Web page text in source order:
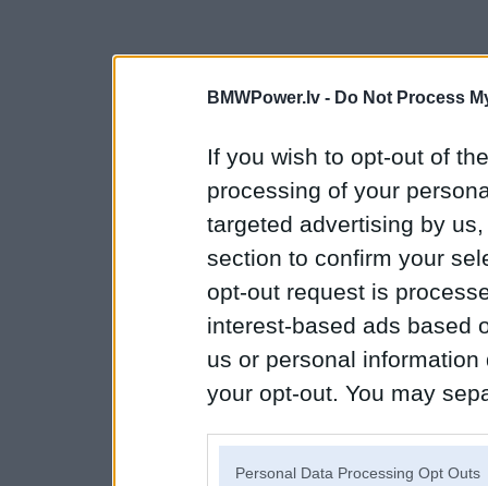
BMWPower.lv - Do Not Process
If you wish to opt-out of
processing of your
targeted advertising by
section to confirm your
opt-out request is
interest-based ads based
us or personal
your opt-out. You may
Personal Data Processing Opt Outs